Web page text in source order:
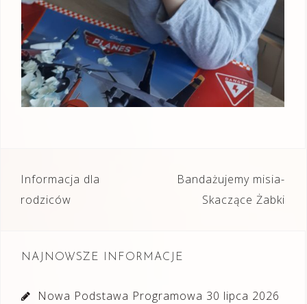
Nawigacja
wpisu
Informacja dla
rodziców
Bandażujemy misia-
Skaczące Żabki
NAJNOWSZE INFORMACJE
Nowa Podstawa Programowa 30 lipca 2026